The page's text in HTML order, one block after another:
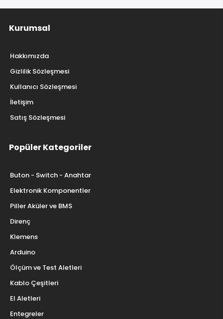
Kurumsal
Hakkımızda
Gizlilik Sözleşmesi
Kullanıcı Sözleşmesi
İletişim
Satış Sözleşmesi
Popüler Kategoriler
Buton - Switch - Anahtar
Elektronik Komponentler
Piller Aküler ve BMS
Direnç
Klemens
Arduino
Ölçüm ve Test Aletleri
Kablo Çeşitleri
El Aletleri
Entegreler